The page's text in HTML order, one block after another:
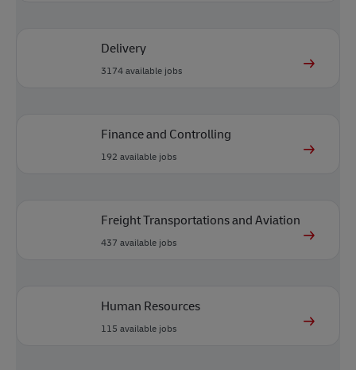
Delivery
3174available jobs
Finance and Controlling
192 available jobs
Freight Transportations and Aviation
437 available jobs
Human Resources
115 available jobs